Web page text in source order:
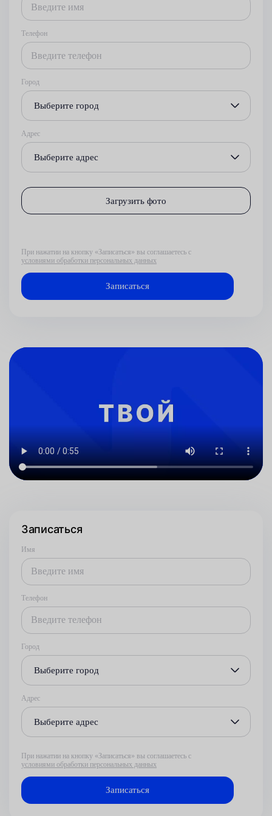
Телефон
Город
Выберите город
Адрес
Выберите адрес
Загрузить фото
При нажатии на кнопку «Записаться» вы соглашаетесь с
условиями обработки персональных данных
Записаться
Имя
Телефон
Город
Выберите город
Адрес
Выберите адрес
При нажатии на кнопку «Записаться» вы соглашаетесь с
условиями обработки персональных данных